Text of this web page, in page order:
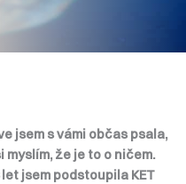
jsem s vámi občas psala,
že je to o ničem.
let jsem podstoupila KET